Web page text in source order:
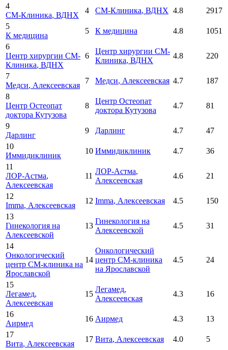
4
СМ-Клиника, ВДНХ
4 СМ-Клиника, ВДНХ 4.8
2917
5
К медицина
5 К медицина 4.8
1051
6
Центр хирургии СМ-
Клиника, ВДНХ
6
Центр хирургии СМ-
Клиника, ВДНХ
4.8 220
7
Медси, Алексеевская
7 Медси, Алексеевская 4.7
187
8
Центр Остеопат
доктора Кутузова
8
Центр Остеопат
доктора Кутузова
4.7 81
9
Дарлинг
9 Дарлинг 4.7
47
10
Иммидиклиник
10 Иммидиклиник 4.7
36
11
ЛОР-Астма,
Алексеевская
11
ЛОР-Астма,
Алексеевская
4.6 21
12
Imma, Алексеевская
12 Imma, Алексеевская 4.5
150
13
Гинекология на
Алексеевской
13
Гинекология на
Алексеевской
4.5 31
14
Онкологический
центр СМ-клиника на
Ярославской
14
Онкологический
центр СМ-клиника
на Ярославской
4.5 24
15
Легамед,
Алексеевская
15
Легамед,
Алексеевская
4.3 16
16
Аирмед
16 Аирмед 4.3
13
17
Вита, Алексеевская
17 Вита, Алексеевская 4.0
5